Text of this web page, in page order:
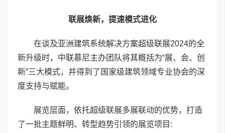
联展焕新，提速模式进化
在谈及亚洲建筑系统解决方案超级联展2024的全
新升级时，中联慕尼主办团队将其概括为“展、会、创
新”三大模式，并得到了国家级建筑领域专业协会的深
度支持与赋能。
展览层面，依托超级联展多展联动的优势，打造
了一批主题鲜明、转型趋势引领的展览项目: